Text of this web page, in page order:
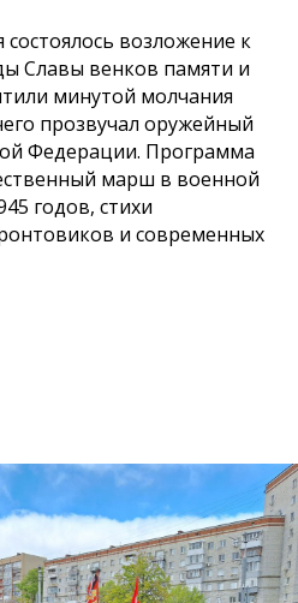
возложение к
Славы венков памяти и
минутой молчания
прозвучал оружейный
Федерации. Программа
марш в военной
годов, стихи
и современных